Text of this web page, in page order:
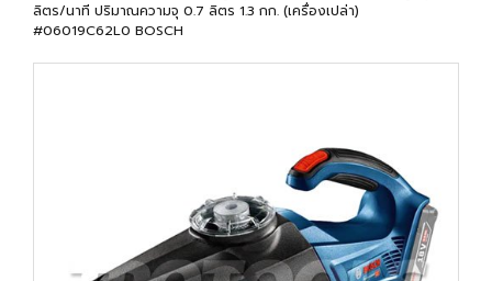
ลิตร/นาที ปริมาณความจุ 0.7 ลิตร 1.3 กก. (เครื่องเปล่า)
#06019C62L0 BOSCH